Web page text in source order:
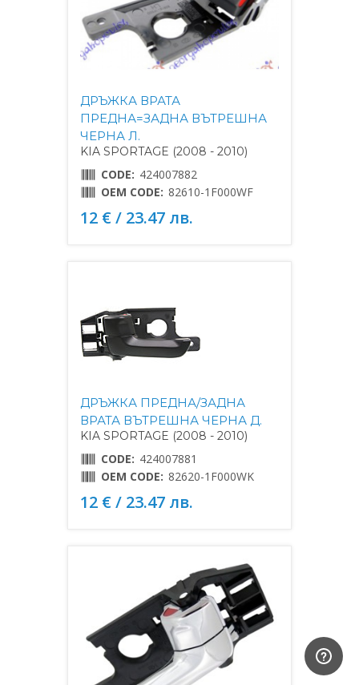
ДРЪЖКА ВРАТА
ПРЕДНА=ЗАДНА ВЪТРЕШНА
ЧЕРНА Л.
KIA SPORTAGE (2008 - 2010)
CODE: 424007882
OEM CODE: 82610-1F000WF
12 € / 23.47 лв.
ДРЪЖКА ПРЕДНА/ЗАДНА
ВРАТА ВЪТРЕШНА ЧЕРНА Д.
KIA SPORTAGE (2008 - 2010)
CODE: 424007881
OEM CODE: 82620-1F000WK
12 € / 23.47 лв.